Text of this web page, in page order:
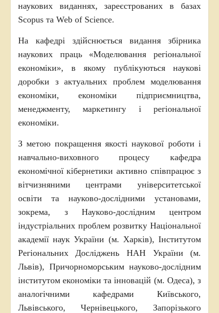
наукових виданнях, зареєстрованих в базах
Scopus та Web of Science.
На кафедрі здійснюється видання збірника
наукових праць «Моделювання регіональної
економіки», в якому публікуються наукові
доробки з актуальних проблем моделювання
економіки, економіки підприємництва,
менеджменту, маркетингу і регіональної
економіки.
З метою покращення якості наукової роботи і
навчально-виховного процесу кафедра
економічної кібернетики активно співпрацює з
вітчизняними центрами університетської
освіти та науково-дослідними установами,
зокрема, з Науково-дослідним центром
індустріальних проблем розвитку Національної
академії наук України (м. Харків), Інститутом
Регіональних Досліджень НАН України (м.
Львів), Причорноморським науково-дослідним
інститутом економіки та інновацій (м. Одеса), з
аналогічними кафедрами Київського,
Львівського, Чернівецького, Запорізького